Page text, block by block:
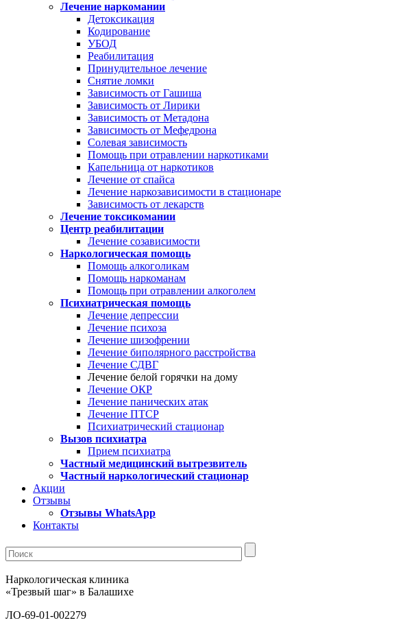
Лечение наркомании
Детоксикация
Кодирование
УБОД
Реабилитация
Принудительное лечение
Снятие ломки
Зависимость от Гашиша
Зависимость от Лирики
Зависимость от Метадона
Зависимость от Мефедрона
Солевая зависимость
Помощь при отравлении наркотиками
Капельница от наркотиков
Лечение от спайса
Лечение наркозависимости в стационаре
Зависимость от лекарств
Лечение токсикомании
Центр реабилитации
Лечение созависимости
Наркологическая помощь
Помощь алкоголикам
Помощь наркоманам
Помощь при отравлении алкоголем
Психиатрическая помощь
Лечение депрессии
Лечение психоза
Лечение шизофрении
Лечение биполярного расстройства
Лечение СДВГ
Лечение белой горячки на дому
Лечение ОКР
Лечение панических атак
Лечение ПТСР
Психиатрический стационар
Вызов психиатра
Прием психиатра
Частный медицинский вытрезвитель
Частный наркологический стационар
Акции
Отзывы
Отзывы WhatsApp
Контакты
Наркологическая клиника
«Трезвый шаг» в Балашихе
ЛО-69-01-002279